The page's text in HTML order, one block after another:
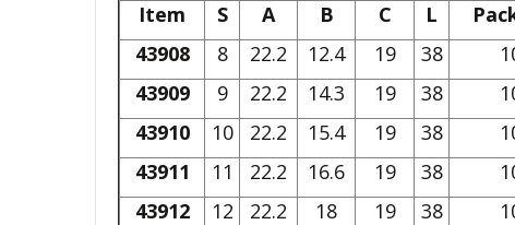
Item S A B C L
43908
8 22.2 12.4 19 38
43909
9 22.2 14.3 19 38
43910
10 22.2 15.4 19 38
43911
11 22.2 16.6 19 38
43912
12 22.2 18 19 38